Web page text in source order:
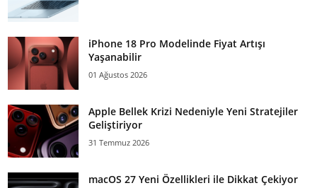
iPhone 18 Pro Modelinde Fiyat Artışı
Yaşanabilir
01 Ağustos 2026
Apple Bellek Krizi Nedeniyle Yeni Stratejiler
Geliştiriyor
31 Temmuz 2026
macOS 27 Yeni Özellikleri ile Dikkat Çekiyor